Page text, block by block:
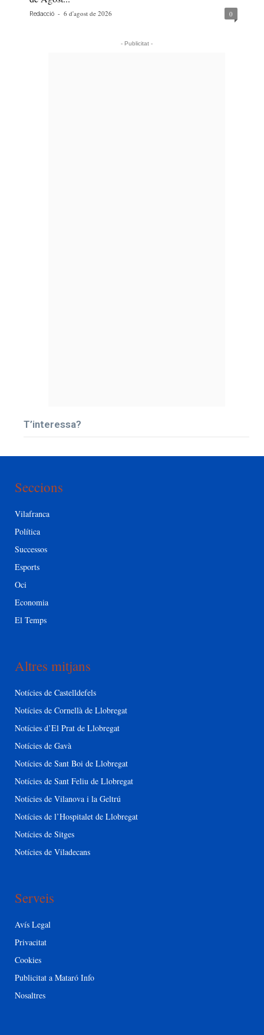
Redacció - 6 d'agost de 2026 0
- Publicitat -
T’interessa?
Seccions
Vilafranca
Política
Successos
Esports
Oci
Economia
El Temps
Altres mitjans
Notícies de Castelldefels
Notícies de Cornellà de Llobregat
Notícies d’El Prat de Llobregat
Notícies de Gavà
Notícies de Sant Boi de Llobregat
Notícies de Sant Feliu de Llobregat
Notícies de Vilanova i la Geltrú
Notícies de l’Hospitalet de Llobregat
Notícies de Sitges
Notícies de Viladecans
Serveis
Avís Legal
Privacitat
Cookies
Publicitat a Mataró Info
Nosaltres